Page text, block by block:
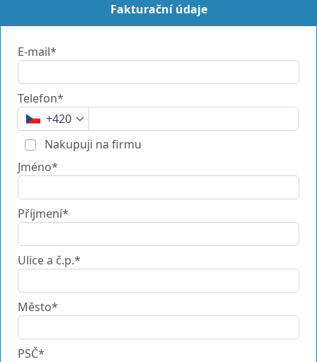
Fakturační údaje
E-mail*
Telefon*
+420
Nakupuji na firmu
Jméno*
Příjmení*
Ulice a č.p.*
Město*
PSČ*